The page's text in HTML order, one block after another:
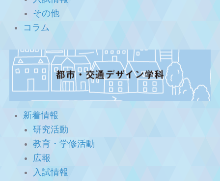
その他
コラム
新着情報
研究活動
教育・学修活動
広報
入試情報